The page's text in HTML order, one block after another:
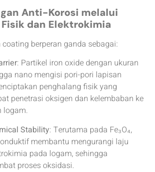
Anti-Korosi melalui
dan Elektrokimia
berperan ganda sebagai:
: Partikel iron oxide dengan ukuran
nano mengisi pori-pori lapisan
penghalang fisik yang
penetrasi oksigen dan kelembaban ke
logam.
Stability: Terutama pada Fe₃O₄,
membantu mengurangi laju
pada logam, sehingga
proses oksidasi.